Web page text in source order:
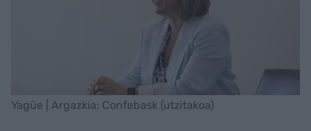
Yagüe | Argazkia: Confebask (utzitakoa)